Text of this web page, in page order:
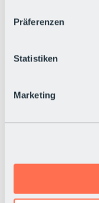
Präferenzen
Statistiken
Marketing